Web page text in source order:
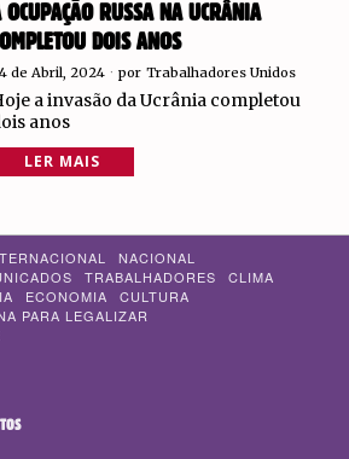
OCUPAÇÃO RUSSA NA UCRÂNIA
DOIS ANOS
de Abril, 2024 por Trabalhadores Unidos
a invasão da Ucrânia completou
anos
LER MAIS
NACIONAL
TRABALHADORES
CLIMA
ECONOMIA
CULTURA
PARA LEGALIZAR